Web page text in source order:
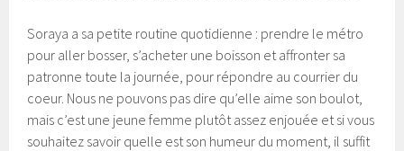
Soraya a sa petite routine quotidienne : prendre le métro
pour aller bosser, s’acheter une boisson et affronter sa
patronne toute la journée, pour répondre au courrier du
coeur. Nous ne pouvons pas dire qu’elle aime son boulot,
mais c’est une jeune femme plutôt assez enjouée et si vous
souhaitez savoir quelle est son humeur du moment, il suffit